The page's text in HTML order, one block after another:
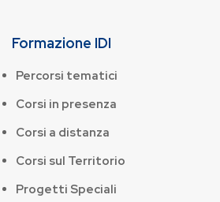
Formazione IDI
Percorsi tematici
Corsi in presenza
Corsi a distanza
Corsi sul Territorio
Progetti Speciali